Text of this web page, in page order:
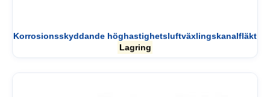
Korrosionsskyddande höghastighetsluftväxlingskanalfläkt
Lagring